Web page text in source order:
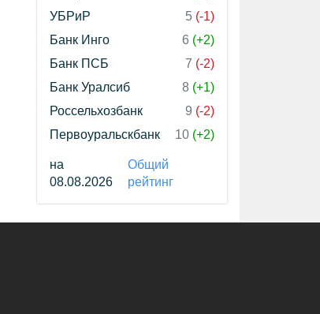
УБРиР
5 (-1)
Банк Инго
6 (+2)
Банк ПСБ
7 (-2)
Банк Уралсиб
8 (+1)
Россельхозбанк
9 (-2)
Первоуральскбанк
10 (+2)
на
08.08.2026
Общий
рейтинг